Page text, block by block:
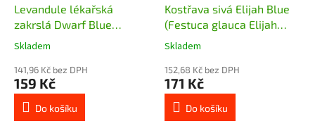
Levandule lékařská
zakrslá Dwarf Blue
(Lavandula angustifolia
Skladem
141,96 Kč bez DPH
159 Kč
Do košíku
Kostřava sivá Elijah Blue
(Festuca glauca Elijah
Blue)
Skladem
152,68 Kč bez DPH
171 Kč
Do košíku